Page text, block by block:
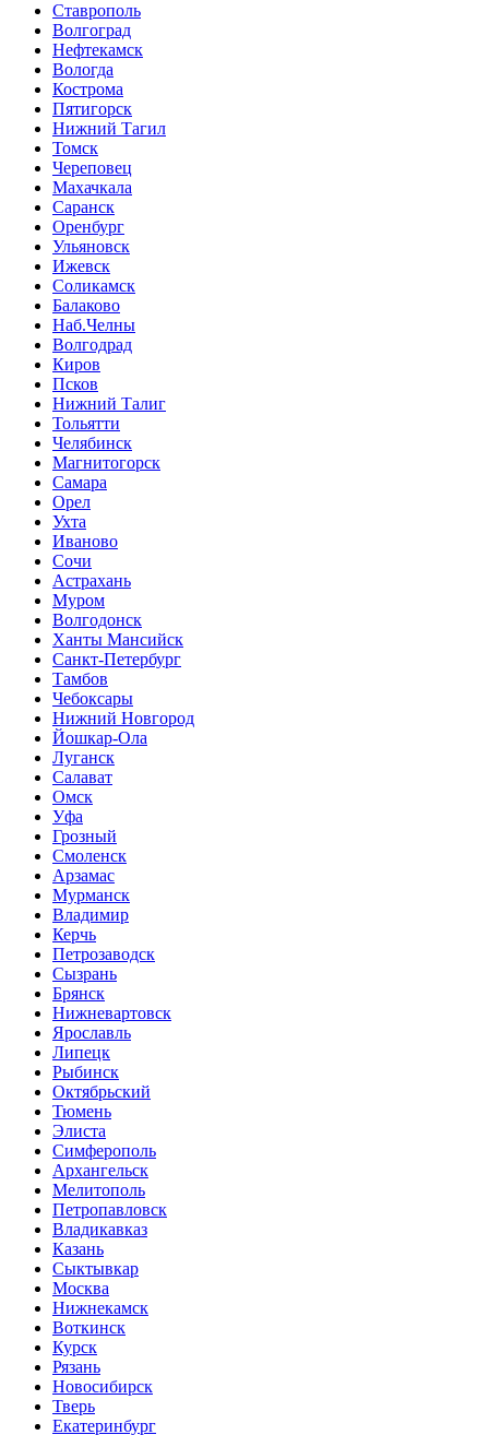
Ставрополь
Волгоград
Нефтекамск
Вологда
Кострома
Пятигорск
Нижний Тагил
Томск
Череповец
Махачкала
Саранск
Оренбург
Ульяновск
Ижевск
Соликамск
Балаково
Наб.Челны
Волгодрад
Киров
Псков
Нижний Талиг
Тольятти
Челябинск
Магнитогорск
Самара
Орел
Ухта
Иваново
Сочи
Астрахань
Муром
Волгодонск
Ханты Мансийск
Санкт-Петербург
Тамбов
Чебоксары
Нижний Новгород
Йошкар-Ола
Луганск
Салават
Омск
Уфа
Грозный
Смоленск
Арзамас
Мурманск
Владимир
Керчь
Петрозаводск
Сызрань
Брянск
Нижневартовск
Ярославль
Липецк
Рыбинск
Октябрьский
Тюмень
Элиста
Симферополь
Архангельск
Мелитополь
Петропавловск
Владикавказ
Казань
Сыктывкар
Москва
Нижнекамск
Воткинск
Курск
Рязань
Новосибирск
Тверь
Екатеринбург